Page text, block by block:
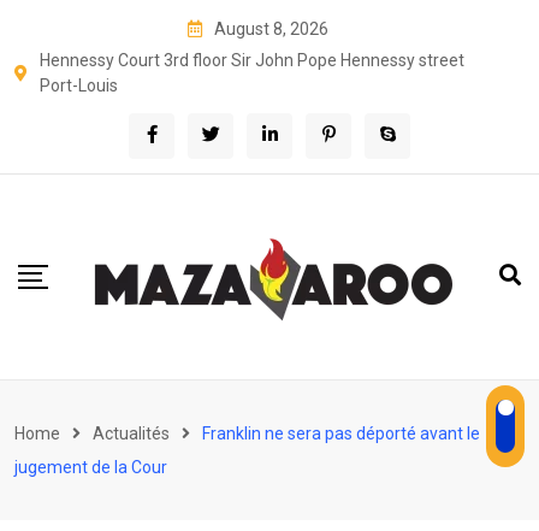
content
August 8, 2026
Hennessy Court 3rd floor Sir John Pope Hennessy street
Port-Louis
Home Actualités
Franklin ne sera pas déporté avant le
jugement de la Cour